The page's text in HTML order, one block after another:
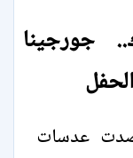
جورجينا
عدسات